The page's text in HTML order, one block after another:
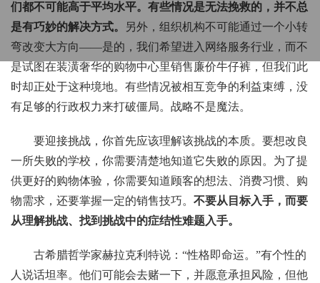
们都不可能高于平均水平。有些情况是无法挽救的，并不总
是有巧妙的解决方式。
另外，组织机构不可能通过一个小转
弯改变大方向——是的，我们希望进入网络服务行业，而不
是试图在装潢奢华的购物中心里销售廉价牛仔裤，但我们此
时却正处于这种境地。有些情况被相互竞争的利益束缚，没
有足够的行政权力来打破僵局。战略不是魔法。
要迎接挑战，你首先应该理解该挑战的本质。要想改良
一所失败的学校，你需要清楚地知道它失败的原因。为了提
供更好的购物体验，你需要知道顾客的想法、消费习惯、购
物需求，还要掌握一定的销售技巧。 不要从目标入手，而要
从理解挑战、找到挑战中的症结性难题入手。
古希腊哲学家赫拉克利特说：“性格即命运。”有个性的
人说话坦率。他们可能会去赌一下，并愿意承担风险，但他